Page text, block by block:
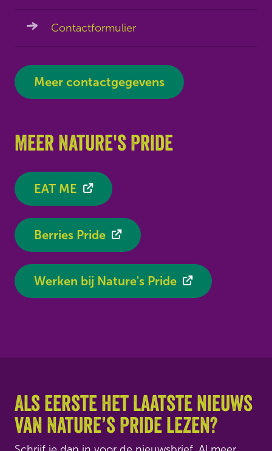
Contactformulier
Meer contactgegevens
Meer Nature's Pride
EAT ME
Berries Pride
Werken bij Nature's Pride
Als eerste het laatste nieuws
van Nature’s Pride lezen?